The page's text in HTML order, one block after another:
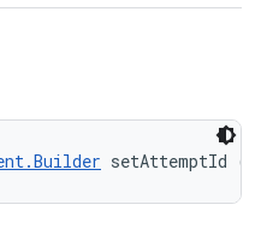
setAttemptId